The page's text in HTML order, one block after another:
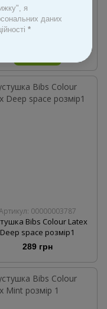
Bibs Colour Latex
Plum розмір 1
289 грн
00000003787
Bibs Colour Latex
Deep space розмір1
289 грн
я
даних
*